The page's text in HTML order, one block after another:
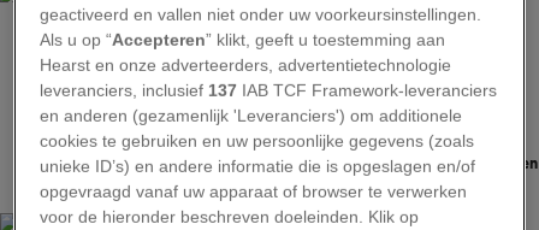
De bogen van het Palacio del Partal van het Alhambra verheffen zich boven
een serene, schilderachtige vijver, een populaire plek onder bezoekers.
geactiveerd en vallen niet onder uw voorkeursinstellingen.
Als u op “Accepteren” klikt, geeft u toestemming aan
Hearst en onze adverteerders, advertentietechnologie
leveranciers, inclusief 137 IAB TCF Framework-leveranciers
en anderen (gezamenlijk 'Leveranciers') om additionele
cookies te gebruiken en uw persoonlijke gegevens (zoals
unieke ID’s) en andere informatie die is opgeslagen en/of
opgevraagd vanaf uw apparaat of browser te verwerken
voor de hieronder beschreven doeleinden. Klik op